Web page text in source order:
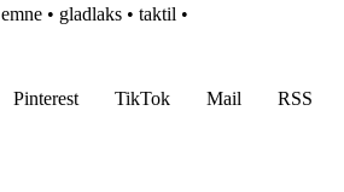
emne • gladlaks • taktil •
Pinterest TikTok Mail
RSS